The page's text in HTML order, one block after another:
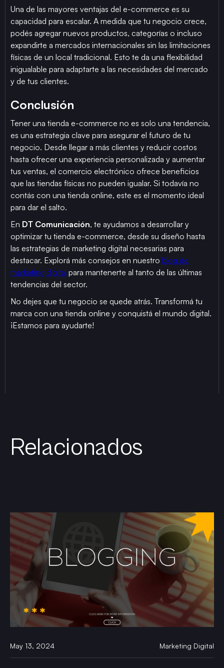
Una de las mayores ventajas del e-commerce es su
capacidad para escalar. A medida que tu negocio crece,
podés agregar nuevos productos, categorías o incluso
expandirte a mercados internacionales sin las limitaciones
físicas de un local tradicional. Esto te da una flexibilidad
inigualable para adaptarte a las necesidades del mercado
y de tus clientes.
Conclusión
Tener una tienda e-commerce no es solo una tendencia,
es una estrategia clave para asegurar el futuro de tu
negocio. Desde llegar a más clientes y reducir costos
hasta ofrecer una experiencia personalizada y aumentar
tus ventas, el comercio electrónico ofrece beneficios
que las tiendas físicas no pueden igualar. Si todavía no
contás con una tienda online, este es el momento ideal
para dar el salto.
En DT Comunicación, te ayudamos a desarrollar y
optimizar tu tienda e-commerce, desde su diseño hasta
las estrategias de marketing digital necesarias para
destacar. Explorá más consejos en nuestro blog de
marketing digital para mantenerte al tanto de las últimas
tendencias del sector.
No dejes que tu negocio se quede atrás. Transformá tu
marca con una tienda online y conquistá el mundo digital.
¡Estamos para ayudarte!
Relacionados
May 13, 2024 Marketing Digital